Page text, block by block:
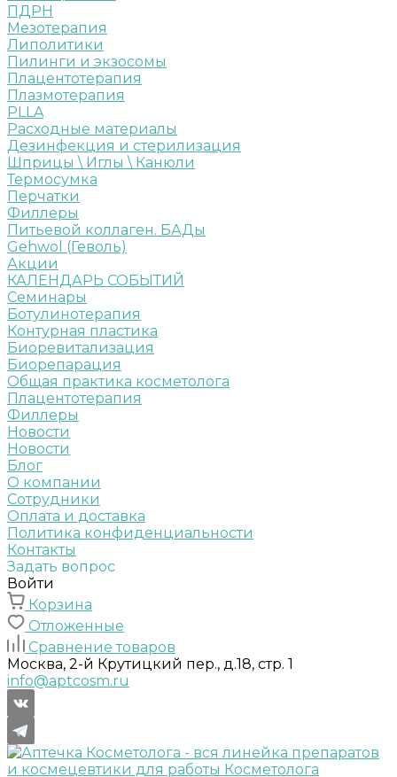
ПДРН
Мезотерапия
Липолитики
Пилинги и экзосомы
Плацентотерапия
Плазмотерапия
PLLA
Расходные материалы
Дезинфекция и стерилизация
Шприцы \ Иглы \ Канюли
Термосумка
Перчатки
Филлеры
Питьевой коллаген. БАДы
Gehwol (Геволь)
Акции
КАЛЕНДАРЬ СОБЫТИЙ
Семинары
Ботулинотерапия
Контурная пластика
Биоревитализация
Биорепарация
Общая практика косметолога
Плацентотерапия
Филлеры
Новости
Новости
Блог
О компании
Сотрудники
Оплата и доставка
Политика конфиденциальности
Контакты
Задать вопрос
Войти
Корзина
Отложенные
Сравнение товаров
Москва, 2-й Крутицкий пер., д.18, стр. 1
info@aptcosm.ru